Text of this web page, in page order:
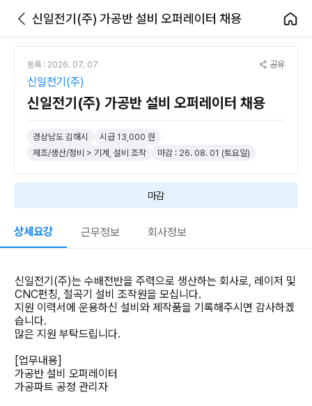
신일전기(주) 가공반 설비 오퍼레이터 채용
등록 : 2026. 07. 07 공유
신일전기(주)
신일전기(주) 가공반 설비 오퍼레이터 채용
경상남도 김해시
시급 13,000 원
제조/생산/정비 > 기계, 설비 조작
마감 : 26. 08. 01 (토요일)
마감
상세요강 근무정보 회사정보
신일전기(주)는 수배전반을 주력으로 생산하는 회사로, 레이저 및
CNC펀칭, 절곡기 설비 조작원을 모십니다.
지원 이력서에 운용하신 설비와 제작품을 기록해주시면 감사하겠
습니다.
많은 지원 부탁드립니다.
[업무내용]
가공반 설비 오퍼레이터
가공파트 공정 관리자